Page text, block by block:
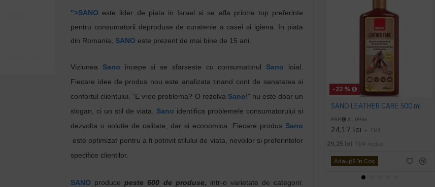
">SANO este lider de piata in Israel si se afla printre top preferinte
pentru consumatorii deproduse de curatenie a casei si igiena . In piata
din Romania,
SANO este prezent de mai bine de 15 ani
Viziunea Sano incepe si se sfarseste cu consumatorul Sano
loial.
Fiecare idee de produs nou este analizata tinand cont de sanatatea si
confortul clientului.“E vreo problema? O rezolva Sano!” nu este doar un
slogan, ci un stil de viata.
Sano identifica problemele consumatorului si
dezvolta o solutie de calitate, dar si economica. Fiecare produs Sano
este optimizat pentru a fi potrivit stilului de viata, nevoilor si preferintelor
specifice clientilor.
SANO producepeste 600 de produse, intr-o varietate de categorii:
-22 %
SANO LEATHER CARE 500 ml
PRP 31,09 lei
24,17 lei + TVA
29,25 lei TVA inclus
Adaugă în Coş